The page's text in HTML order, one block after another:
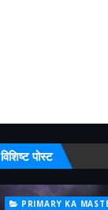
विशिष्ट पोस्ट
PRIMARY KA